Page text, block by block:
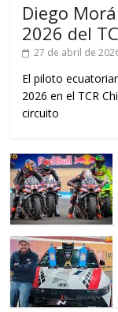
Diego
2026 del
27 de abril de
El piloto
2026 en el TCR
circuito